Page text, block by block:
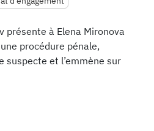
présente à Elena Mironova
procédure pénale,
suspecte et l’emmène sur